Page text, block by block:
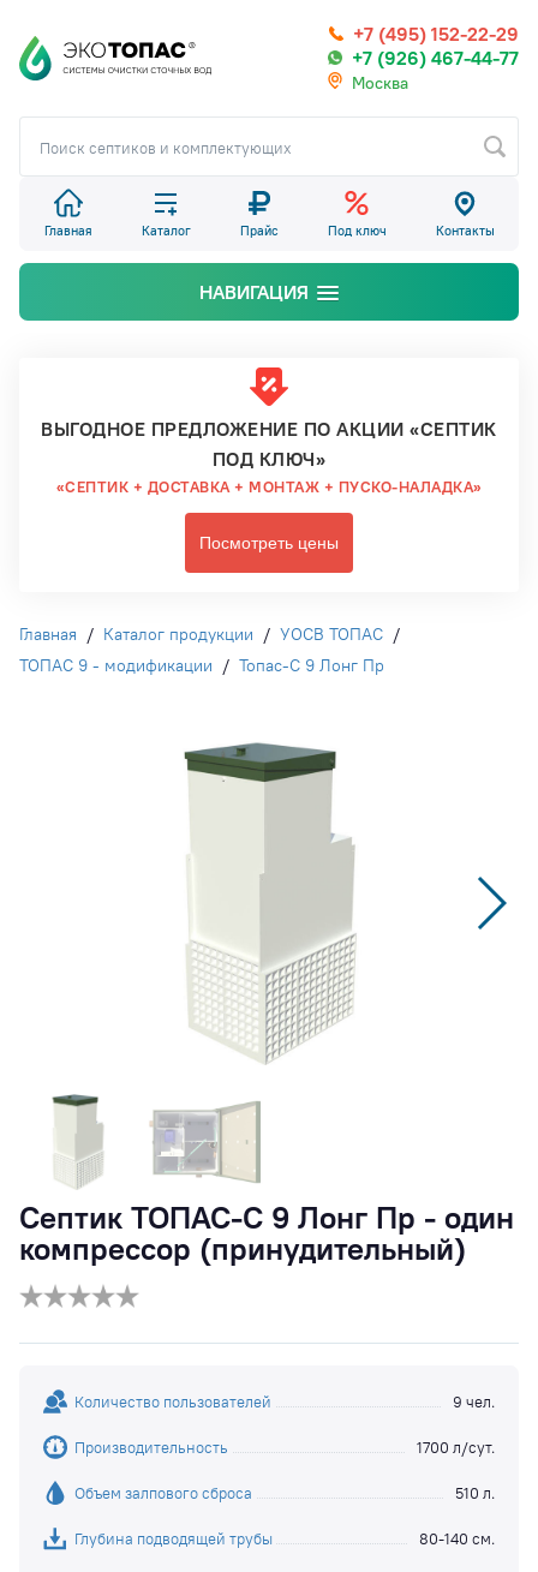
+7 (495) 152-22-29
+7 (926) 467-44-77
Москва
Главная Каталог Прайс Под ключ Контакты
НАВИГАЦИЯ
ВЫГОДНОЕ ПРЕДЛОЖЕНИЕ ПО АКЦИИ «СЕПТИК
ПОД КЛЮЧ»
«СЕПТИК + ДОСТАВКА + МОНТАЖ + ПУСКО-НАЛАДКА»
Посмотреть цены
Главная / Каталог продукции / УОСВ ТОПАС /
ТОПАС 9 - модификации / Топас-С 9 Лонг Пр
Септик ТОПАС-С 9 Лонг Пр - один
компрессор (принудительный)
Количество пользователей 9 чел.
Производительность 1700 л/сут.
Объем залпового сброса 510 л.
Глубина подводящей трубы 80-140 см.